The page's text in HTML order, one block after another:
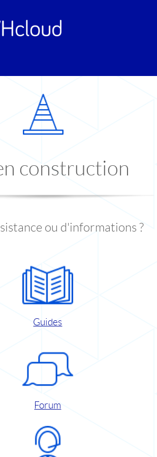
construction
ou d'informations ?
Guides
Forum